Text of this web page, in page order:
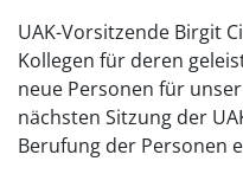
UAK-Vorsitzende Birgit
Kollegen für deren
neue Personen für
nächsten Sitzung der
Berufung der Personen